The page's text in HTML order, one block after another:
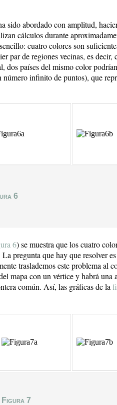
sido abordado con amplitud,
cálculos durante
cuatro colores son
par de regiones vecinas, es
dos países del mismo color
infinito de puntos), que
6
6) se muestra que los cuatro
pregunta que hay que resolver
traslademos este problema al
mapa con un vértice y habrá una
común. Así, las gráficas de la
Figura 7